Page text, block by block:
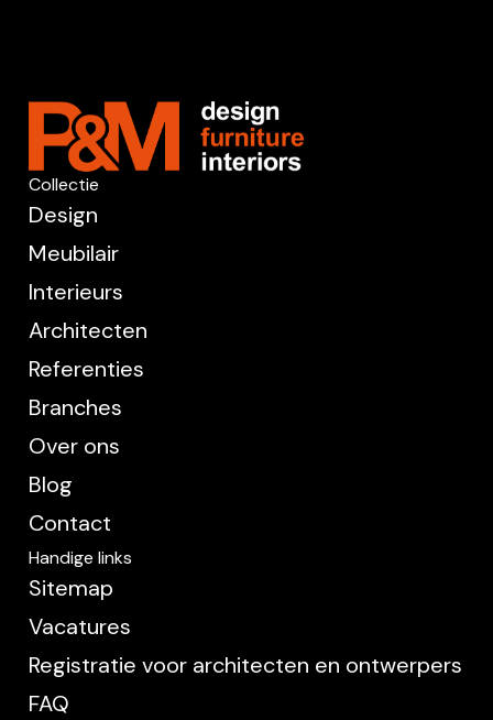
Collectie
Design
Meubilair
Interieurs
Architecten
Referenties
Branches
Over ons
Blog
Contact
Handige links
Sitemap
Vacatures
Registratie voor architecten en ontwerpers
FAQ